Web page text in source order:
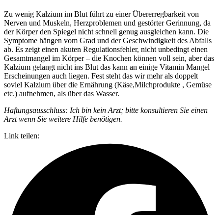
Zu wenig Kalzium im Blut führt zu einer Übererregbarkeit von
Nerven und Muskeln, Herzproblemen und gestörter Gerinnung, da
der Körper den Spiegel nicht schnell genug ausgleichen kann. Die
Symptome hängen vom Grad und der Geschwindigkeit des Abfalls
ab. Es zeigt einen akuten Regulationsfehler, nicht unbedingt einen
Gesamtmangel im Körper – die Knochen können voll sein, aber das
Kalzium gelangt nicht ins Blut das kann an einige Vitamin Mangel
Erscheinungen auch liegen. Fest steht das wir mehr als doppelt
soviel Kalzium über die Ernährung (Käse,Milchprodukte , Gemüse
etc.) aufnehmen, als über das Wasser.
Haftungsausschluss: Ich bin kein Arzt; bitte konsultieren Sie einen
Arzt wenn Sie weitere Hilfe benötigen.
Link teilen: